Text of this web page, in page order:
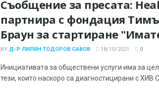
Съобщение за пресата:
партнира с фондация
Браун за стартиране
BY Д-Р ЛИЛЯН ТОДОРОВ САВОВ 18/10/2021 0
Инициативата за обществени услуги има за
тези, които наскоро са диагностицирани с ХИВ